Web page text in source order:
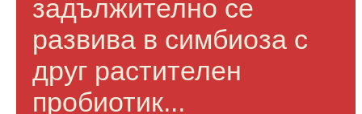
задължително се
развива в симбиоза с
друг растителен
пробиотик...